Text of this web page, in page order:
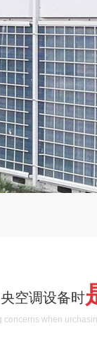
空调设备时
concerns when